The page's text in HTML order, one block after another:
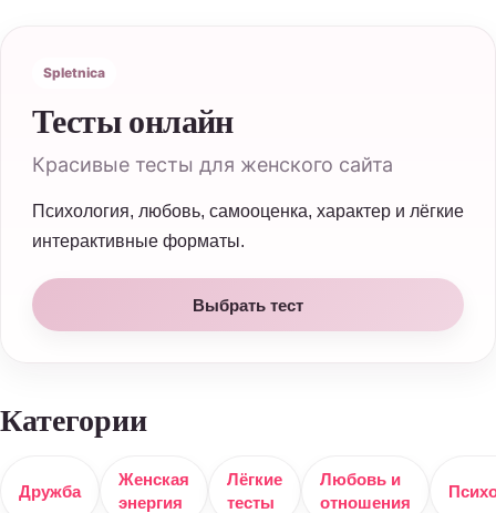
Spletnica
Тесты онлайн
Красивые тесты для женского сайта
Психология, любовь, самооценка, характер и лёгкие
интерактивные форматы.
Выбрать тест
Категории
Дружба
Женская
энергия
Лёгкие
тесты
Любовь и
отношения